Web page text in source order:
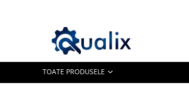
Toate Produsele
Antigel
TOATE PRODUSELE